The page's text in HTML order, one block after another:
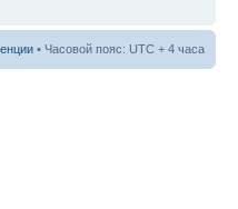
• Часовой пояс: UTC + 4 часа